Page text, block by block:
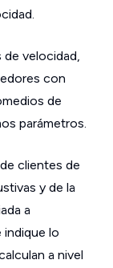
velocidad,
con
de
parámetros.
clientes de
y de la
a
indique lo
a nivel